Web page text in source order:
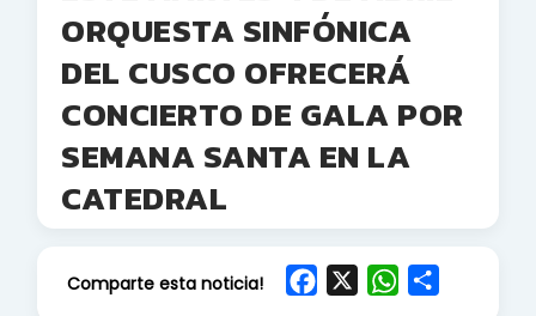
ORQUESTA SINFÓNICA
DEL CUSCO OFRECERÁ
CONCIERTO DE GALA POR
SEMANA SANTA EN LA
CATEDRAL
Comparte esta noticia!
W